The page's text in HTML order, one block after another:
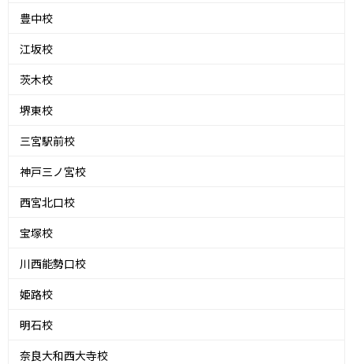
豊中校
江坂校
茨木校
堺東校
三宮駅前校
神戸三ノ宮校
西宮北口校
宝塚校
川西能勢口校
姫路校
明石校
奈良大和西大寺校